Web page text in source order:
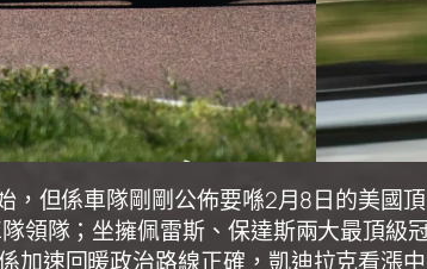
，但係車隊剛剛公佈要喺2月8日的美
領隊；坐擁佩雷斯、保達斯兩大最頂
加速回暖政治路線正確，凱迪拉克看漲